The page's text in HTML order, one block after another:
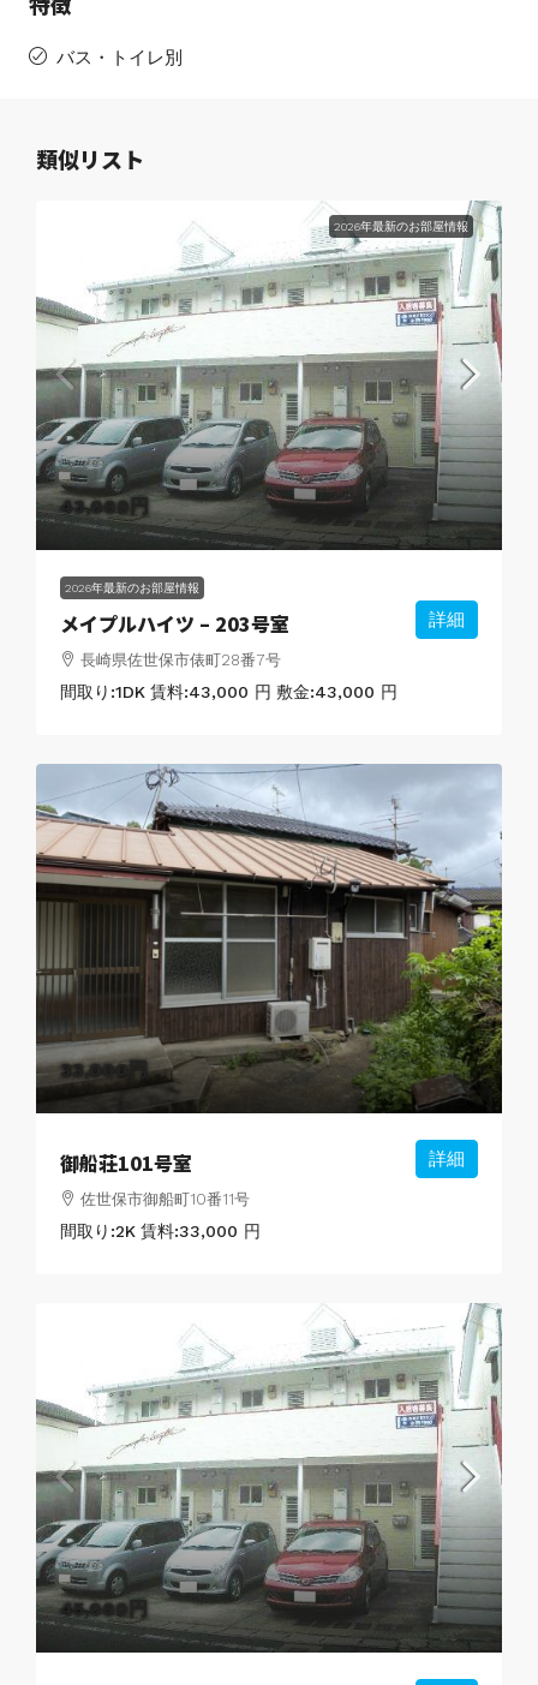
バス・トイレ別
類似リスト
2026年最新のお部屋情報
43,000円
2026年最新のお部屋情報
メイプルハイツ – 203号室
長崎県佐世保市俵町28番7号
間取り:1DK 賃料:43,000 円 敷金:43,000 円
詳細
33,000円
御船荘101号室
佐世保市御船町10番11号
間取り:2K 賃料:33,000 円
詳細
45,000円